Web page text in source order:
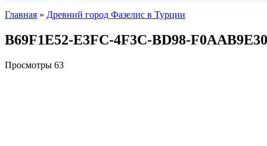
Главная » Древний город Фазелис в Турции
B69F1E52-E3FC-4F3C-BD98-
Просмотры 63